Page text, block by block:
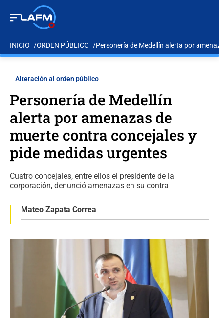
INICIO ORDEN PÚBLICO Personería de Medellín alerta por
Alteración al orden público
Personería de Medellín
alerta por amenazas de
muerte contra concejales y
pide medidas urgentes
Cuatro concejales, entre ellos el presidente de la
corporación, denunció amenazas en su contra
Mateo Zapata Correa